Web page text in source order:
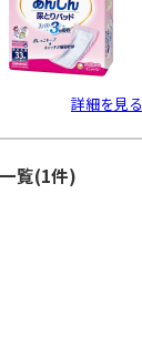
詳細を見る
覧(1件)